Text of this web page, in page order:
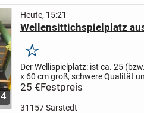
4
Heute, 15:21
Wellensittichspielplatz
Merken
Der Wellispielplatz: ist ca. 25
x 60 cm groß, schwere Qualität
Arbeit angefertigt und bietet -
25 €Festpreis
31157 Sarstedt